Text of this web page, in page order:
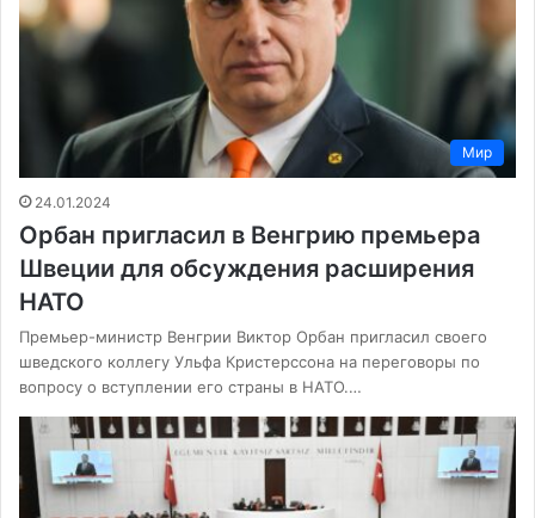
Мир
24.01.2024
Орбан пригласил в Венгрию премьера
Швеции для обсуждения расширения
НАТО
Премьер-министр Венгрии Виктор Орбан пригласил своего
шведского коллегу Ульфа Кристерссона на переговоры по
вопросу о вступлении его страны в НАТО.…